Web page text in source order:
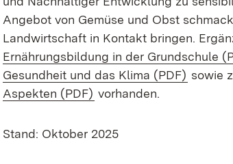
Angebot von Gemüse und Obst
Landwirtschaft in Kontakt bringen.
Ernährungsbildung in der Grundschule
Gesundheit und das Klima (PDF) (Öffnet
sowie
Aspekten (PDF) (Öffnet in neuem Fenster)
vorhanden.
Stand: Oktober 2025